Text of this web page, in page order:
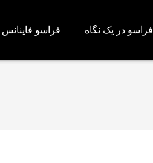
فراسو در یک نگاه فراسو فاینانس